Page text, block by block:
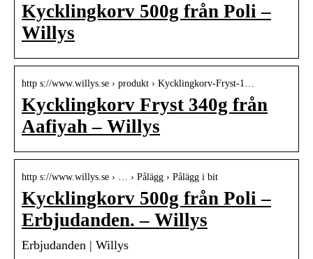
Kycklingkorv 500g från Poli –
Willys
http s://www.willys.se › produkt › Kycklingkorv-Fryst-1…
Kycklingkorv Fryst 340g från
Aafiyah – Willys
http s://www.willys.se › … › Pålägg › Pålägg i bit
Kycklingkorv 500g från Poli –
Erbjudanden. – Willys
Erbjudanden | Willys